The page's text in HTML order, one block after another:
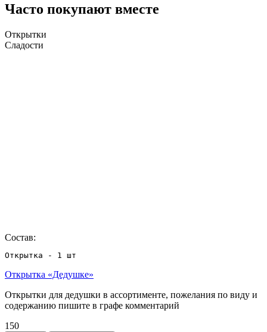
Часто покупают вместе
Открытки
Сладости
Состав:
Открытка - 1 шт
Открытка «Дедушке»
Открытки для дедушки в ассортименте, пожелания по виду и
содержанию пишите в графе комментарий
150